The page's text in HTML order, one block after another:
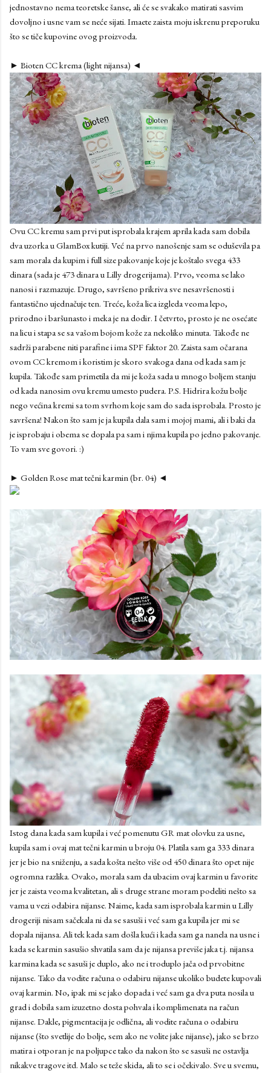
jednostavno nema teoretske šanse, ali će se svakako matirati sasvim
dovoljno i usne vam se neće sijati. Imaete zaista moju iskrenu preporuku
što se tiče kupovine ovog proizvoda.
► Bioten CC krema (light nijansa) ◄
Ovu CC kremu sam prvi put isprobala krajem aprila kada sam dobila
dva uzorka u GlamBox kutiji. Već na prvo nanošenje sam se oduševila pa
sam morala da kupim i full size pakovanje koje je koštalo svega 433
dinara (sada je 473 dinara u Lilly drogerijama). Prvo, veoma se lako
nanosi i razmazuje. Drugo, savršeno prikriva sve nesavršenosti i
fantastično ujednačuje ten. Treće, koža lica izgleda veoma lepo,
prirodno i baršunasto i meka je na dodir. I četvrto, prosto je ne osećate
na licu i stapa se sa vašom bojom kože za nekoliko minuta. Takođe ne
sadrži parabene niti parafine i ima SPF faktor 20. Zaista sam očarana
ovom CC kremom i koristim je skoro svakoga dana od kada sam je
kupila. Takođe sam primetila da mi je koža sada u mnogo boljem stanju
od kada nanosim ovu kremu umesto pudera. P.S. Hidrira kožu bolje
nego većina kremi sa tom svrhom koje sam do sada isprobala. Prosto je
savršena! Nakon što sam je ja kupila dala sam i mojoj mami, ali i baki da
je isprobaju i obema se dopala pa sam i njima kupila po jedno pakovanje.
To vam sve govori. :)
► Golden Rose mat tečni karmin (br. 04) ◄
Istog dana kada sam kupila i već pomenutu GR mat olovku za usne,
kupila sam i ovaj mat tečni karmin u broju 04. Platila sam ga 333 dinara
jer je bio na sniženju, a sada košta nešto više od 450 dinara što opet nije
ogromna razlika. Ovako, morala sam da ubacim ovaj karmin u favorite
jer je zaista veoma kvalitetan, ali s druge strane moram podeliti nešto sa
vama u vezi odabira nijanse. Naime, kada sam isprobala karmin u Lilly
drogeriji nisam sačekala ni da se sasuši i već sam ga kupila jer mi se
dopala nijansa. Ali tek kada sam došla kući i kada sam ga nanela na usne i
kada se karmin sasušio shvatila sam da je nijansa previše jaka t.j. nijansa
karmina kada se sasuši je duplo, ako ne i troduplo jača od prvobitne
nijanse. Tako da vodite računa o odabiru nijanse ukoliko budete kupovali
ovaj karmin. No, ipak mi se jako dopada i već sam ga dva puta nosila u
grad i dobila sam izuzetno dosta pohvala i komplimenata na račun
nijanse. Dakle, pigmentacija je odlična, ali vodite računa o odabiru
nijanse (što svetlije do bolje, sem ako ne volite jake nijanse), jako se brzo
matira i otporan je na poljupce tako da nakon što se sasuši ne ostavlja
nikakve tragove itd. Malo se teže skida, ali to se i očekivalo. Sve u svemu,